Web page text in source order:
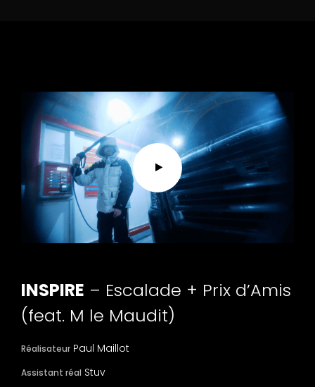
INSPIRE – Escalade + Prix d’Amis
(feat. M le Maudit)
Réalisateur Paul Maillot
Assistant réal Stuv